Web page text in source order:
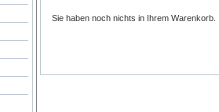
Sie haben noch nichts in Ihrem Warenkorb.